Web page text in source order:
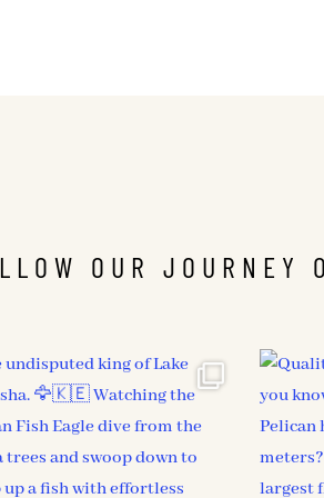
OUR JOURNEY